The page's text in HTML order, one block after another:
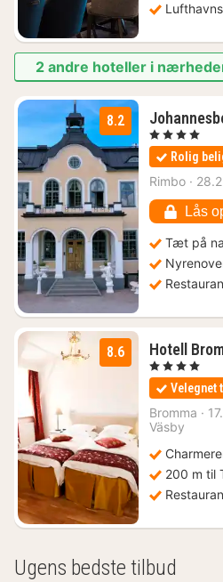
2 andre hoteller i
8.2
, 4 Stjerner
Rolig
Rimbo ·
Lås
Tæt på
8.6 Hotell
, 4 Stjerner
Velegnet
Bromma ·
Väsby
200 m til
Ugens bedste tilbud